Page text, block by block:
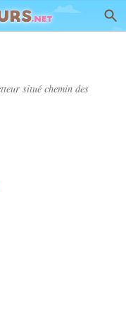
situé chemin des